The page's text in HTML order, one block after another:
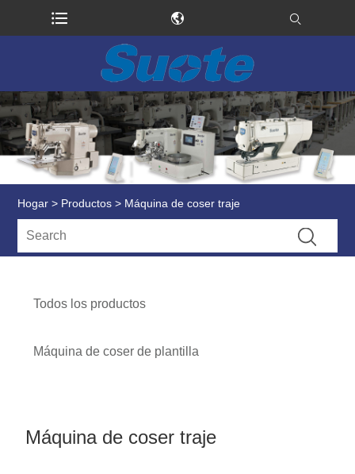
Hogar > Productos > Máquina de coser traje
Todos los productos
Máquina de coser de plantilla
Máquina de coser traje